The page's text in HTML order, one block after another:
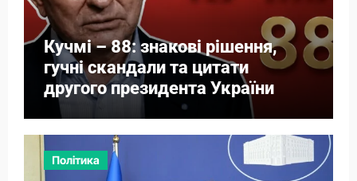
Кучмі – 88: знакові рішення,
гучні скандали та цитати
другого президента України
Політика